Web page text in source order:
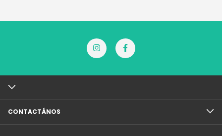
CONTACTÁNOS